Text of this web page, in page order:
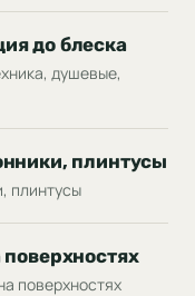
до блеска
душевые,
плинтусы
плинтусы
поверхностях